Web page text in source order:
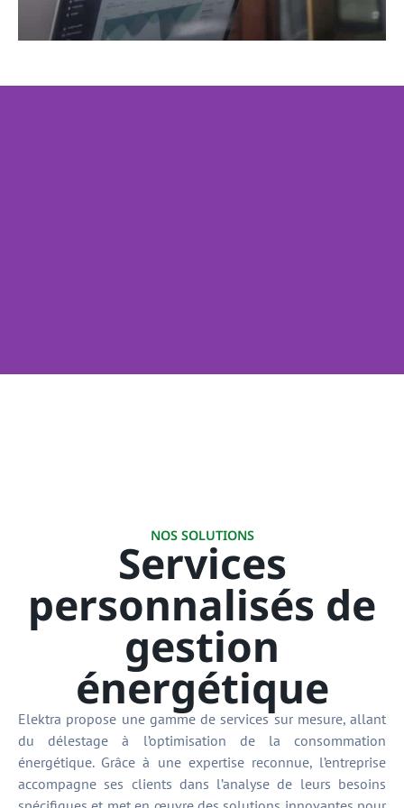
NOS SOLUTIONS
Services
personnalisés de
gestion
énergétique
Elektra propose une gamme de services sur mesure, allant
du délestage à l’optimisation de la consommation
énergétique. Grâce à une expertise reconnue, l’entreprise
accompagne ses clients dans l’analyse de leurs besoins